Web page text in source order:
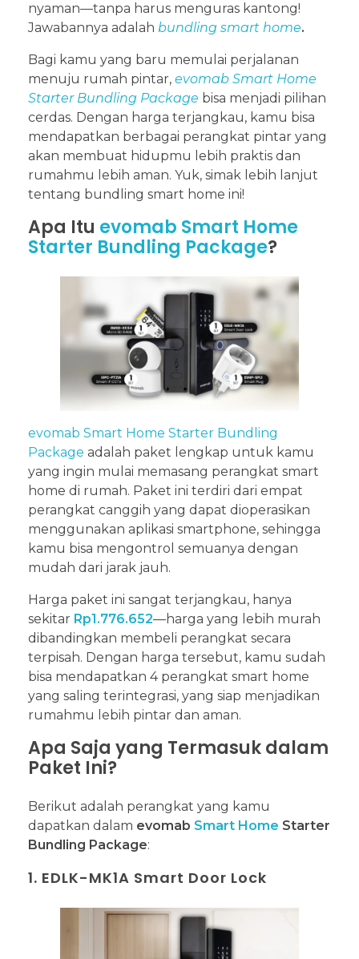
nyaman—tanpa harus menguras kantong!
Jawabannya adalah bundling smart home.
Bagi kamu yang baru memulai perjalanan
menuju rumah pintar, evomab Smart Home
Starter Bundling Package bisa menjadi pilihan
cerdas. Dengan harga terjangkau, kamu bisa
mendapatkan berbagai perangkat pintar yang
akan membuat hidupmu lebih praktis dan
rumahmu lebih aman. Yuk, simak lebih lanjut
tentang bundling smart home ini!
Apa Itu evomab Smart Home
Starter Bundling Package?
evomab Smart Home Starter Bundling
Package adalah paket lengkap untuk kamu
yang ingin mulai memasang perangkat smart
home di rumah. Paket ini terdiri dari empat
perangkat canggih yang dapat dioperasikan
menggunakan aplikasi smartphone, sehingga
kamu bisa mengontrol semuanya dengan
mudah dari jarak jauh.
Harga paket ini sangat terjangkau, hanya
sekitar Rp1.776.652—harga yang lebih murah
dibandingkan membeli perangkat secara
terpisah. Dengan harga tersebut, kamu sudah
bisa mendapatkan 4 perangkat smart home
yang saling terintegrasi, yang siap menjadikan
rumahmu lebih pintar dan aman.
Apa Saja yang Termasuk dalam
Paket Ini?
Berikut adalah perangkat yang kamu
dapatkan dalam evomab Smart Home Starter
Bundling Package:
1. EDLK-MK1A Smart Door Lock